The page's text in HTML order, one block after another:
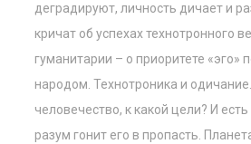
деградируют, личность дичает и
кричат об успехах технотронного
гуманитарии – о приоритете «эго»
народом. Технотроника и
человечество, к какой цели? И
разум гонит его в пропасть.